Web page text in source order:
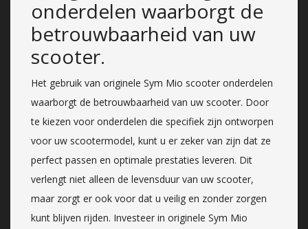
onderdelen waarborgt de
betrouwbaarheid van uw
scooter.
Het gebruik van originele Sym Mio scooter onderdelen
waarborgt de betrouwbaarheid van uw scooter. Door
te kiezen voor onderdelen die specifiek zijn ontworpen
voor uw scootermodel, kunt u er zeker van zijn dat ze
perfect passen en optimale prestaties leveren. Dit
verlengt niet alleen de levensduur van uw scooter,
maar zorgt er ook voor dat u veilig en zonder zorgen
kunt blijven rijden. Investeer in originele Sym Mio